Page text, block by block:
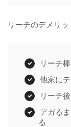
リーチのデメリッ
リーチ
他家に
リーチ
アガる
る